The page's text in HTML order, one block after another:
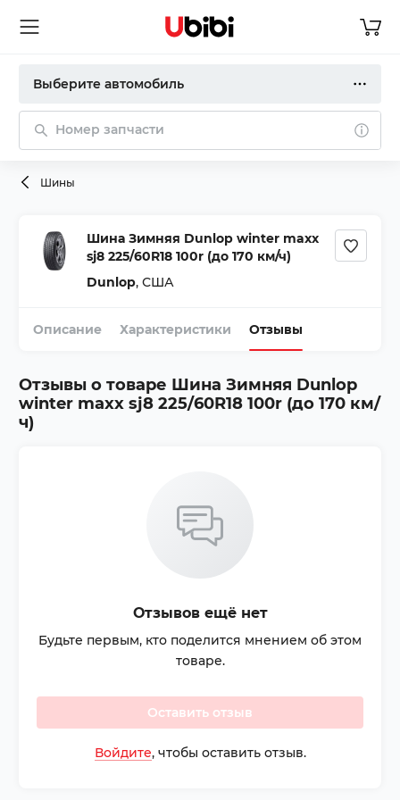
Выберите автомобиль
Номер запчасти
Шины
Шина Зимняя Dunlop winter maxx
sj8 225/60R18 100r (до 170 км/ч)
Dunlop, США
Описание Характеристики Отзывы
Отзывы о товаре Шина Зимняя Dunlop
winter maxx sj8 225/60R18 100r (до 170 км/
ч)
Отзывов ещё нет
Будьте первым, кто поделится мнением об этом
товаре.
Оставить отзыв
Войдите, чтобы оставить отзыв.